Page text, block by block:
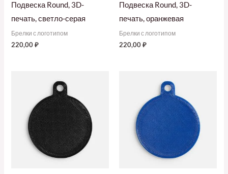
Подвеска Round, 3D-
печать, светло-серая
Брелки с логотипом
220,00₽
Подвеска Round, 3D-
печать, оранжевая
Брелки с логотипом
220,00₽